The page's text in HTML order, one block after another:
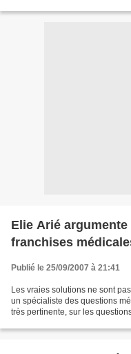
Elie Arié
franchises
Publié le 25/09/2007 à 21:41
Les vraies solutions ne sont
un spécialiste des questions
très pertinente, sur les